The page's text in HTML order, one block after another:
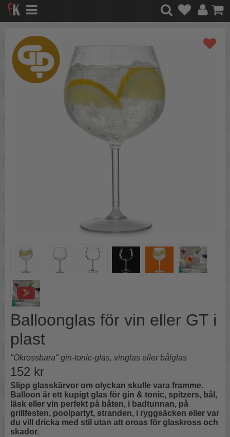
Balloonglas för vin eller GT i
plast
"Okrossbara" gin-tonic-glas, vinglas eller bålglas
152 kr
Slipp glasskärvor om olyckan skulle vara framme.
Balloon är ett kupigt glas för gin & tonic, spitzers, bål,
läsk eller vin perfekt på båten, i badtunnan, på
grillfesten, poolpartyt, stranden, i ryggsäcken eller var
du vill dricka med stil utan att oroas för glaskross och
skador.